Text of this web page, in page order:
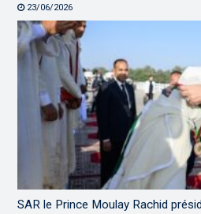
23/06/2026
SAR le Prince Moulay Rachid